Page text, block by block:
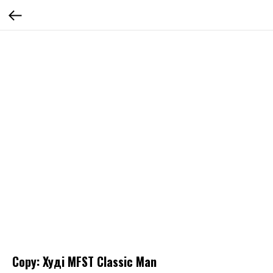
Copy: Худі MFST Classic Man